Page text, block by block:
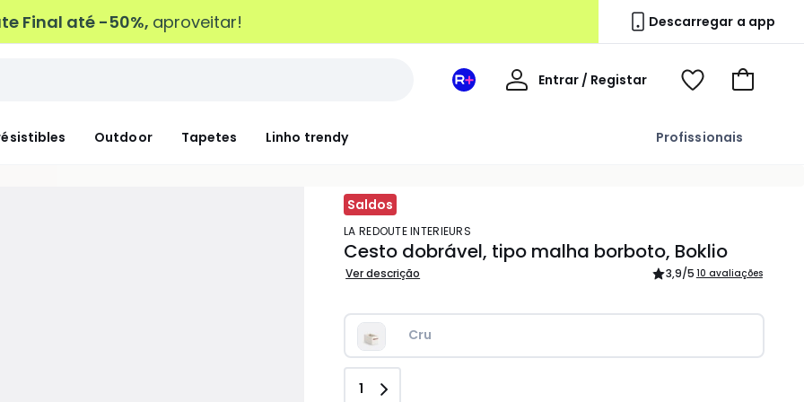
Final até -50%, aproveitar! Descarregar a app
Outdoor Tapetes Linho trendy Profissionais
Espaço
Entrar / Registar
Voir
Ir
carrinho
Saldos
LA REDOUTE INTERIEURS
Cesto dobrável, tipo malha borboto, Boklio
Ver descrição 3,9/5 10 avaliações
Cru
Quantidade
1